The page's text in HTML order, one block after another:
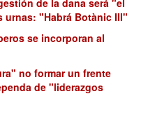
urnas: "Habrá Botànic III"
se incorporan al
no formar un frente
de "liderazgos